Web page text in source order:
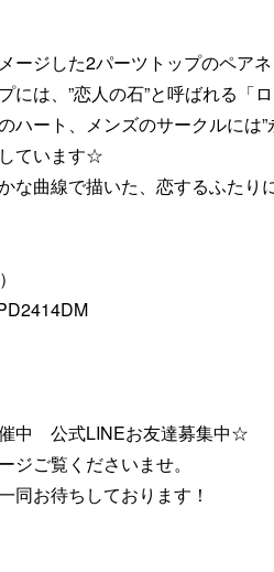
ージした2パーツトップのペア
には、”恋人の石”と呼ばれる「
ハート、メンズのサークルには
ています☆
な曲線で描いた、恋するふたり
中 公式LINEお友達募集中☆
ジご覧くださいませ。
同お待ちしております！